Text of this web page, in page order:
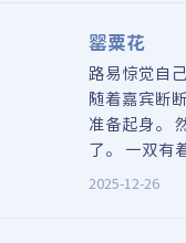
罂粟花
路易惊觉自
随着嘉宾断
准备起身。
了。 一双有
颤抖了一下
2025-12-26